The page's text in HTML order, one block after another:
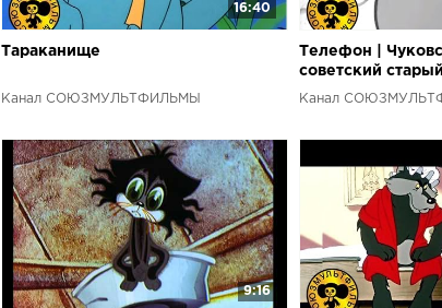
16:40
Тараканище
Канал СОЮЗМУЛЬТФИЛЬМЫ
Телефон |
советский старый
Канал
9:16